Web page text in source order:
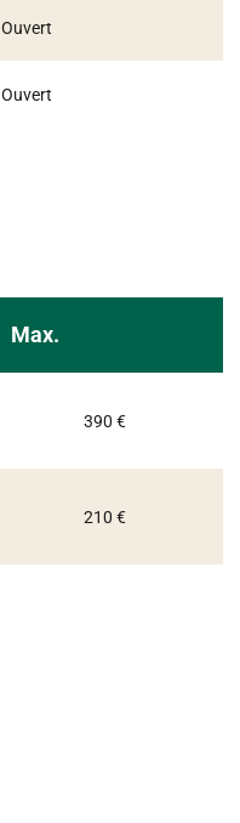
Ouvert
Ouvert
Max.
390 €
210 €